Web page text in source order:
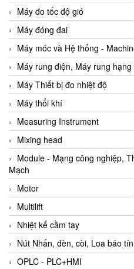
Máy đo tốc độ gió
Máy đóng đai
Máy móc và Hệ thống -
Máy rung điện, Máy rung
Máy Thiết bị đo nhiệt độ
Máy thổi khí
Measuring Instrument
Mixing head
Module - Mạng công nghiệp,
Mạch
Motor
Multilift
Nhiệt kế cầm tay
Nút Nhấn, đèn, còi, Loa báo
OPLC - PLC+HMI